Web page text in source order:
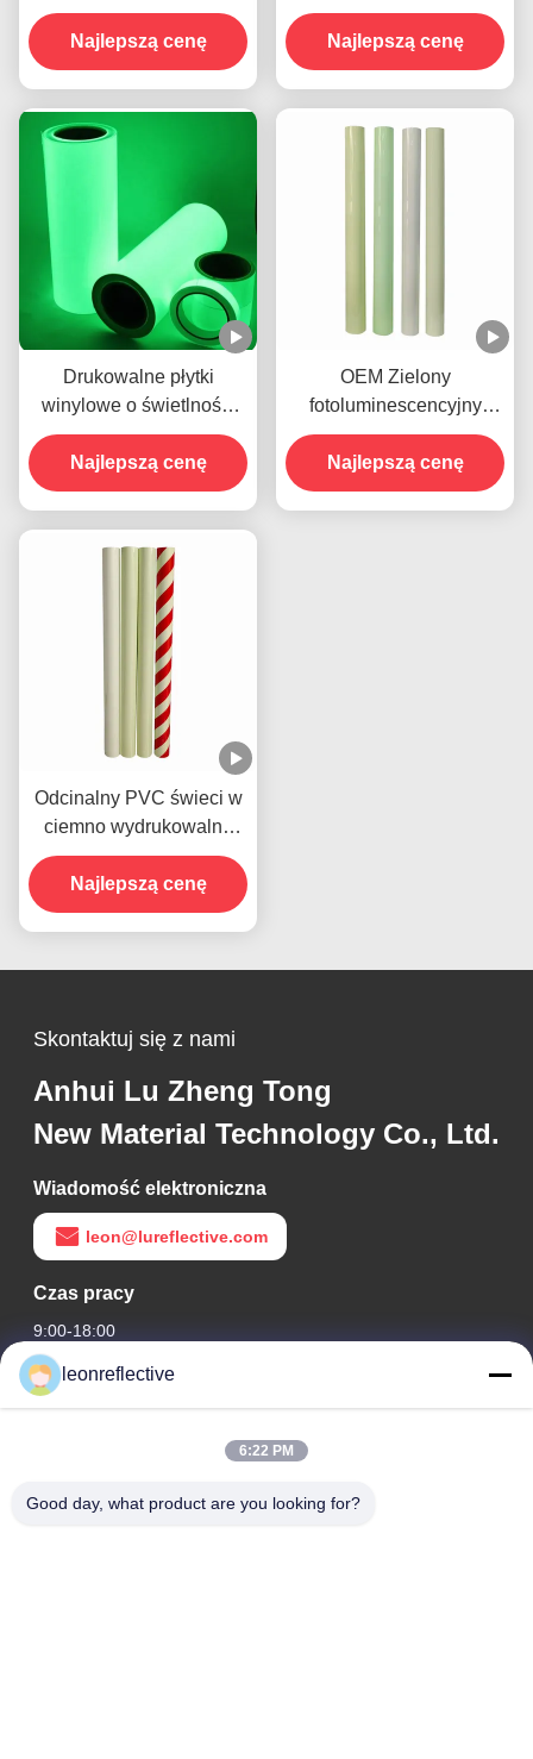
Świecący w ciemności
dla świetlnych znaków
Najlepszą cenę
sygnalizacji awaryjnej
Najlepszą cenę
Drukowalne płytki
winylowe o świetlności
fotograficznej
Najlepszą cenę
OEM Zielony
fotoluminescencyjny
blask w ciemności
naklejka film klejący z
winylu
Najlepszą cenę
Odcinalny PVC świeci w
ciemno wydrukowalna
taśma winylowa
samoprzylepna
Najlepszą cenę
Skontaktuj się z nami
Anhui Lu Zheng Tong
New Material Technology Co., Ltd.
Wiadomość elektroniczna
leon@lureflective.com
Czas pracy
9:00-18:00
Nasz adres
2 piętro, budynek D2, Huayi Science and Technology Park,
leonreflective
6:22 PM
Good day, what product are you looking for?